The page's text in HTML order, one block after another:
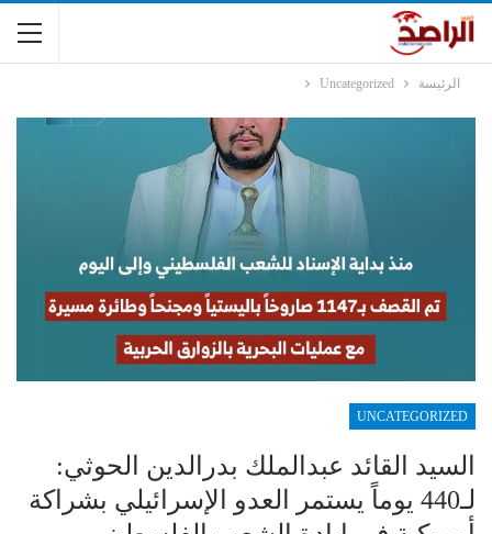
الرئيسة Uncategorized
UNCATEGORIZED
السيد القائد عبدالملك بدرالدين الحوثي:
لـ440 يوماً يستمر العدو الإسرائيلي بشراكة